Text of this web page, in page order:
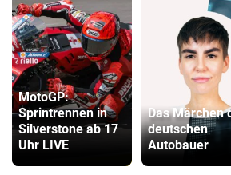
MotoGP:
Sprintrennen in
Silverstone ab 17
Uhr LIVE
Das Märchen
deutschen
Autobauer